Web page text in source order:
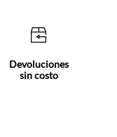
Devoluciones
sin costo